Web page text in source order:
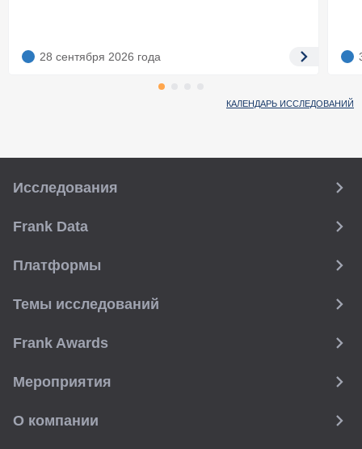
28 сентября 2026 года
КАЛЕНДАРЬ ИССЛЕДОВАНИЙ
Исследования
Frank Data
Платформы
Темы исследований
Frank Awards
Мероприятия
О компании